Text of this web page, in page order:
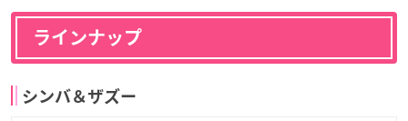
ラインナップ
シンバ＆ザズー